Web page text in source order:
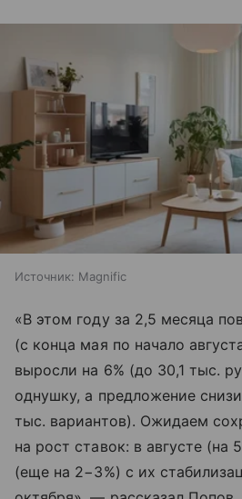
Источник: Magnific
«В этом году за 2,5 месяца
(с конца мая по начало
выросли на 6% (до 30,1 тыс.
однушку, а предложение
тыс. вариантов). Ожидаем
на рост ставок: в августе (на
(еще на 2−3%) с их